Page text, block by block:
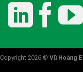
Copyright 2026 © Vũ Hoàng